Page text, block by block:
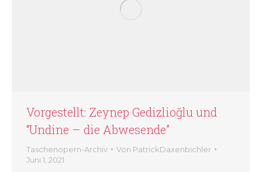
Vorgestellt: Zeynep Gedizlioğlu und
“Undine – die Abwesende”
Taschenopern-Archiv Von PatrickDaxenbichler
Juni 1, 2021